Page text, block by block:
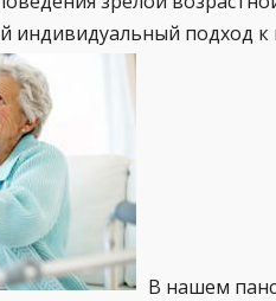
индивидуальный подход к
В нашем